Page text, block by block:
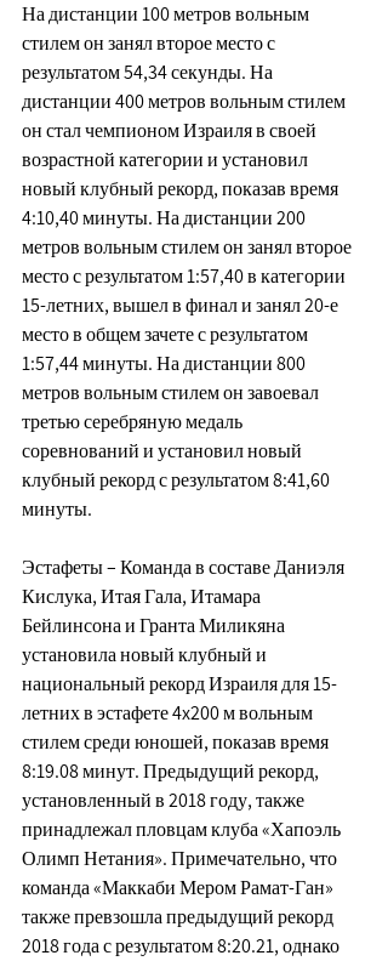
На дистанции 100 метров вольным
стилем он занял второе место с
результатом 54,34 секунды. На
дистанции 400 метров вольным стилем
он стал чемпионом Израиля в своей
возрастной категории и установил
новый клубный рекорд, показав время
4:10,40 минуты. На дистанции 200
метров вольным стилем он занял второе
место с результатом 1:57,40 в категории
15-летних, вышел в финал и занял 20-е
место в общем зачете с результатом
1:57,44 минуты. На дистанции 800
метров вольным стилем он завоевал
третью серебряную медаль
соревнований и установил новый
клубный рекорд с результатом 8:41,60
минуты.
Эстафеты – Команда в составе Даниэля
Кислука, Итая Гала, Итамара
Бейлинсона и Гранта Миликяна
установила новый клубный и
национальный рекорд Израиля для 15-
летних в эстафете 4x200 м вольным
стилем среди юношей, показав время
8:19.08 минут. Предыдущий рекорд,
установленный в 2018 году, также
принадлежал пловцам клуба «Хапоэль
Олимп Нетания». Примечательно, что
команда «Маккаби Мером Рамат-Ган»
также превзошла предыдущий рекорд
2018 года с результатом 8:20.21, однако